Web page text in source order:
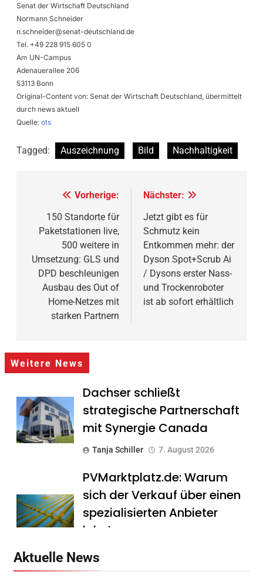
Senat der Wirtschaft Deutschland
Normann Schneider
n.schneider@senat-deutschland.de
Tel. +49 228 915 605 0
Am UN-Campus
Adenauerallee 206
53113 Bonn
Original-Content von: Senat der Wirtschaft Deutschland, übermittelt
durch news aktuell
Quelle: ots
Tagged: Auszeichnung Bild Nachhaltigkeit
Beitragsnavigation
Vorherige:
150 Standorte für
Paketstationen live,
500 weitere in
Umsetzung: GLS und
DPD beschleunigen
Ausbau des Out of
Home-Netzes mit
starken Partnern
Nächster:
Jetzt gibt es für
Schmutz kein
Entkommen mehr: der
Dyson Spot+Scrub Ai
/ Dysons erster Nass-
und Trockenroboter
ist ab sofort erhältlich
Weitere News
Dachser schließt
strategische Partnerschaft
mit Synergie Canada
Tanja Schiller 7. August 2026
PVMarktplatz.de: Warum
sich der Verkauf über einen
spezialisierten Anbieter
lohnt
Aktuelle News